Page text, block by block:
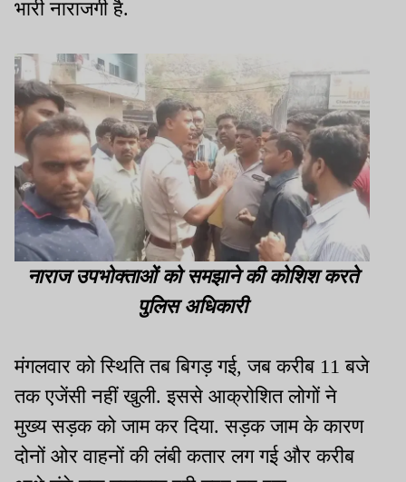
भारी नाराजगी है.
नाराज उपभोक्ताओं को समझाने की कोशिश करते
पुलिस अधिकारी
मंगलवार को स्थिति तब बिगड़ गई, जब करीब 11 बजे
तक एजेंसी नहीं खुली. इससे आक्रोशित लोगों ने
मुख्य सड़क को जाम कर दिया. सड़क जाम के कारण
दोनों ओर वाहनों की लंबी कतार लग गई और करीब